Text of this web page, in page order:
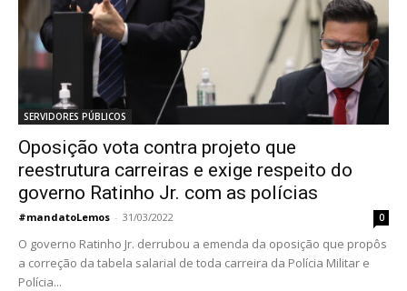
SERVIDORES PÚBLICOS
Oposição vota contra projeto que
reestrutura carreiras e exige respeito do
governo Ratinho Jr. com as polícias
#mandatoLemos - 31/03/2022 0
O governo Ratinho Jr. derrubou a emenda da oposição que propôs
a correção da tabela salarial de toda carreira da Polícia Militar e
Polícia...